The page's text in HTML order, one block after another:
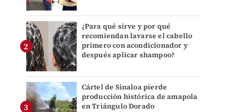
¿Para qué sirve y por qué
recomiendan lavarse el cabello
primero con acondicionador y
después aplicar shampoo?
Cártel de Sinaloa pierde
producción histórica de amapola
en Triángulo Dorado